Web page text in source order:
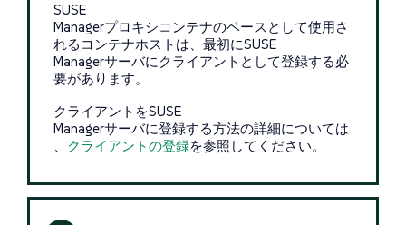
SUSE
Managerプロキシコンテナのベースとして使用さ
れるコンテナホストは、最初にSUSE
Managerサーバにクライアントとして登録する必
要があります。
クライアントをSUSE
Managerサーバに登録する方法の詳細については
、 クライアントの登録を参照してください。